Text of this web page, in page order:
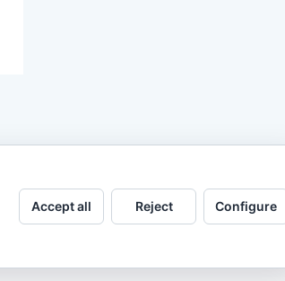
Accept all Reject Configure